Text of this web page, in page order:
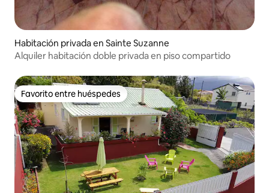
Habitación privada en Sainte Suzanne
Alquiler habitación doble privada en piso compartido
Favorito entre huéspedes
Favorito entre huéspedes